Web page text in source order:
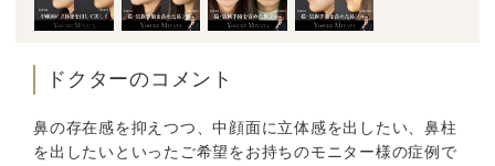
ドクターのコメント
鼻の存在感を抑えつつ、中顔面に立体感を出したい、鼻柱
を出したいといったご希望をお持ちのモニター様の症例で